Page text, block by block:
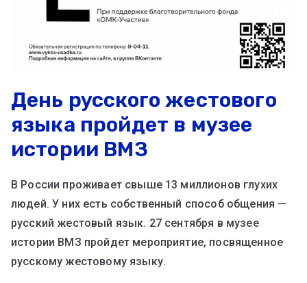
День русского жестового
языка пройдет в музее
истории ВМЗ
В России проживает свыше 13 миллионов глухих
людей. У них есть собственный способ общения —
русский жестовый язык. 27 сентября в музее
истории ВМЗ пройдет мероприятие, посвященное
русскому жестовому языку.